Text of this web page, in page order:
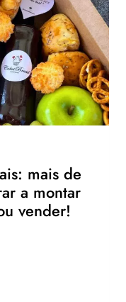
mais de
a montar
vender!